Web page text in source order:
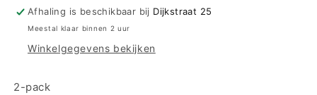
ABC
2.0
Tank
-
ABC
2.0
Tank
Afhaling is beschikbaar bij Dijkstraat 25
Meestal klaar binnen 2 uur
Winkelgegevens bekijken
2-pack